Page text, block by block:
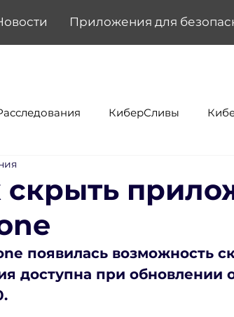
Приложения для
КиберСливы
скрыть
появилась возможность
доступна при обновлении